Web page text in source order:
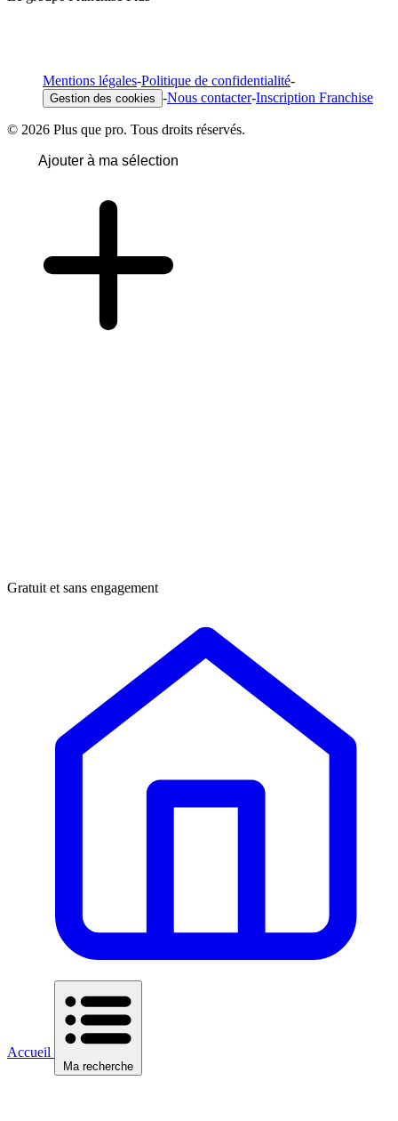
Mentions légales-Politique de confidentialité-
Gestion des cookies -Nous contacter-Inscription Franchise
© 2026 Plus que pro. Tous droits réservés.
Ajouter à ma sélection
Gratuit et sans engagement
Accueil
Ma recherche